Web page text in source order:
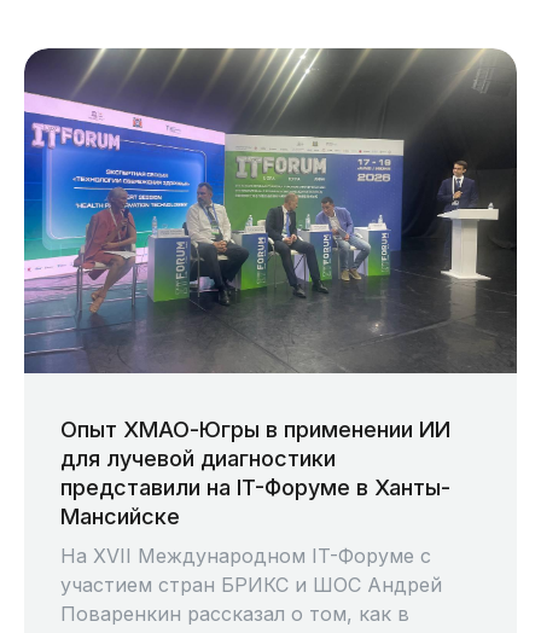
Опыт ХМАО-Югры в применении ИИ
для лучевой диагностики
представили на IT-Форуме в Ханты-
Мансийске
На XVII Международном IT-Форуме с
участием стран БРИКС и ШОС Андрей
Поваренкин рассказал о том, как в